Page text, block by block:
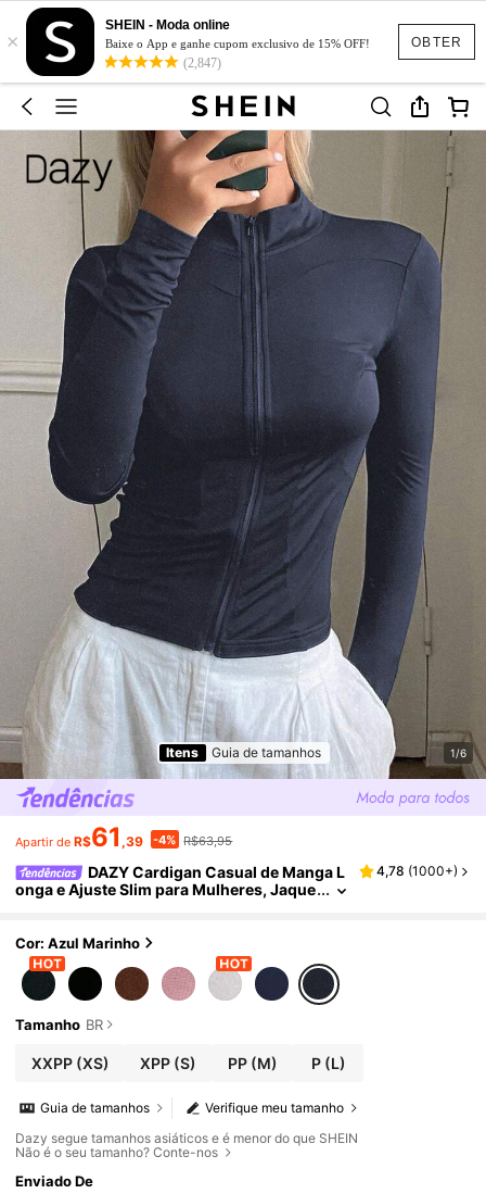
OBTER
×
SHEIN - Moda online
Baixe o App e ganhe cupom exclusivo de 15% OFF!
(2,847)
Itens Guia de tamanhos 1/6
Apartir de R$61 ,39 -4% R$63,95
DAZY Cardigan Casual de Manga L
onga e Ajuste Slim para Mulheres, Jaque
4,78 (1000+)
Cor: Azul Marinho
Tamanho BR
XXPP(XS) XPP (S) PP(M) P(L)
Verifique meu tamanho
Guia de tamanhos
Dazy segue tamanhos asiáticos e é menor do que SHEIN
Não é o seu tamanho? Conte-nos
Enviado De